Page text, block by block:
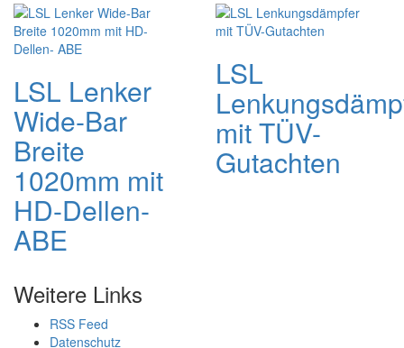
LSL Lenker
Wide-Bar
Breite
1020mm mit
HD-Dellen-
ABE
LSL
mit TÜV-
Gutachten
Weitere Links
RSS Feed
Datenschutz